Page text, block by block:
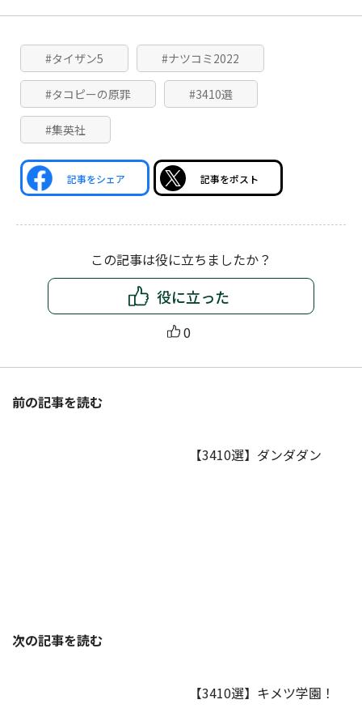
#タイザン5 #ナツコミ2022
#タコピーの原罪 #3410選
#集英社
記事をシェア 記事をポスト
この記事は役に立ちましたか？
役に立った
0
前の記事を読む
【3410選】ダンダダン
次の記事を読む
【3410選】キメツ学園！